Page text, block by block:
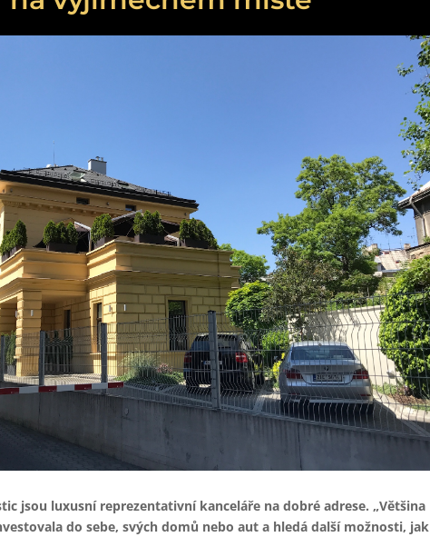
jsou luxusní reprezentativní kanceláře na dobré adrese. „Většina
do sebe, svých domů nebo aut a hledá další možnosti, jak